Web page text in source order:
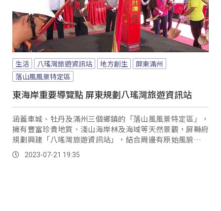
生活 八瑤灣旅遊資訊站 地方創生
屏東滿州
落山風風景特定區
東海岸重要導覽點 屏東規劃八瑤灣旅遊資訊站
涵蓋車城、牡丹及滿州三個鄉鎮的「落山風風景特定區」，
擁有豐富珍貴地質、淺山海岸林及海域等天然景觀，屏縣府
規劃興建「八瑤灣旅遊資訊站」，結合周邊有原始風貌的南
仁湖、沙漠景觀的港仔、九棚等景點，主攻屏東東南端處處
充滿驚奇的滿州鄉。
2023-07-21 19:35